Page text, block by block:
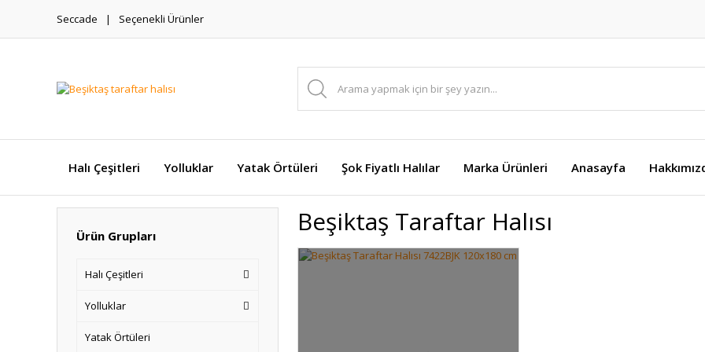
Seccade Seçenekli Ürünler
Halı Çeşitleri Yolluklar Yatak Örtüleri Şok Fiyatlı Halılar Marka Ürünleri Anasayfa
Ürün Grupları
Halı Çeşitleri
Yolluklar
Yatak Örtüleri
Beşiktaş Taraftar Halısı